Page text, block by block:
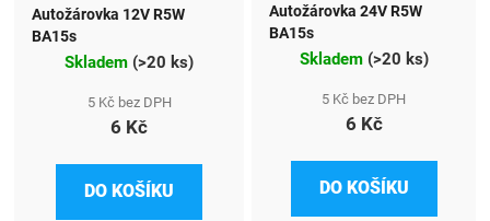
Autožárovka 12V R5W
BA15s
Skladem (>20 ks)
5 Kč bez DPH
6 Kč
DO KOŠÍKU
Autožárovka 24V R5W
BA15s
Skladem (>20 ks)
5 Kč bez DPH
6 Kč
DO KOŠÍKU